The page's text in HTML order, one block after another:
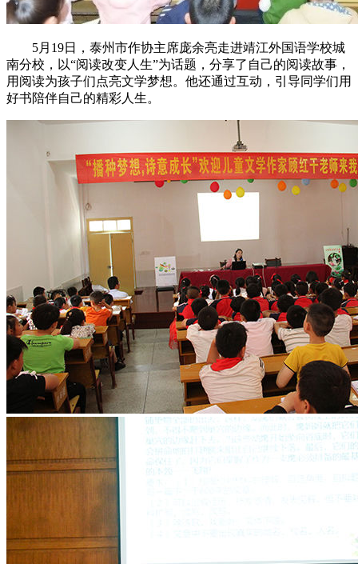
5月19日，泰州市作协主席庞余亮走进靖江外国语学校城
南分校，以“阅读改变人生”为话题，分享了自己的阅读故事，
用阅读为孩子们点亮文学梦想。他还通过互动， 引导同学们用
好书陪伴自己的精彩人 生。